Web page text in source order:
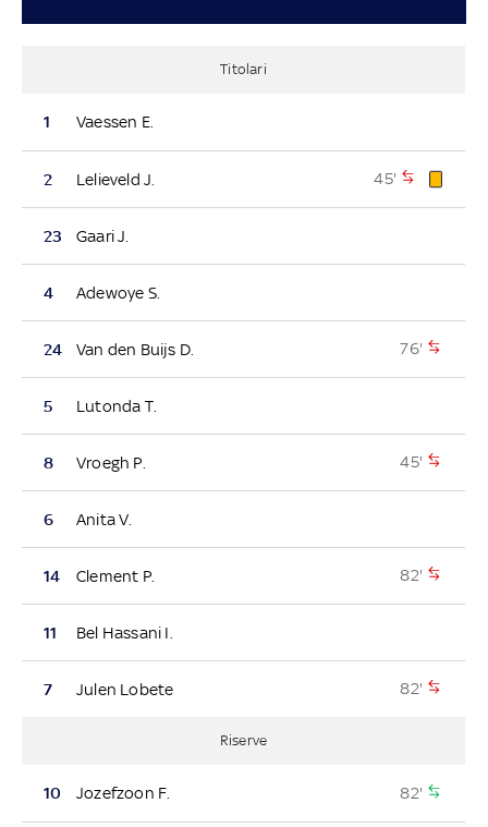
Titolari
1 Vaessen E.
2 Lelieveld J. 45'
23 Gaari J.
4 Adewoye S.
24 Van den Buijs D. 76'
5 Lutonda T.
8 Vroegh P. 45'
6 Anita V.
14 Clement P. 82'
11 Bel Hassani I.
7 Julen Lobete 82'
Riserve
10 Jozefzoon F. 82'